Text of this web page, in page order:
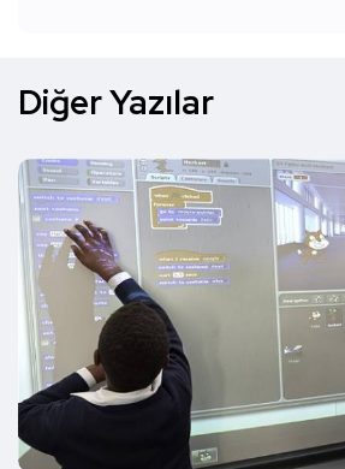
Diğer Yazılar